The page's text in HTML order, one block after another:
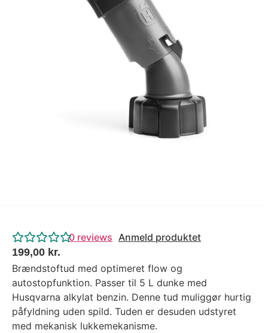
0 reviews Anmeld produktet
199,00 kr.
Brændstoftud med optimeret flow og
autostopfunktion. Passer til 5 L dunke med
Husqvarna alkylat benzin. Denne tud muliggør hurtig
påfyldning uden spild. Tuden er desuden udstyret
med mekanisk lukkemekanisme.